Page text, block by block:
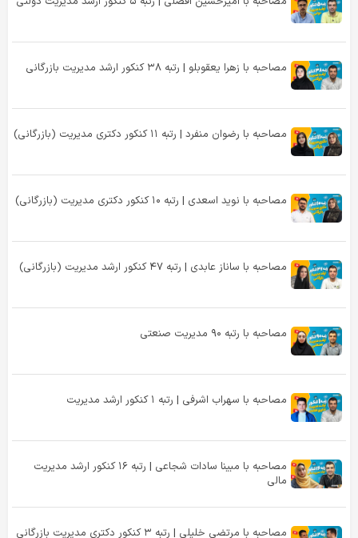
مصاحبه با زهرا یعقوبلو | رتبه ۳۸ کنکور ارشد مدیریت بازرگانی
مصاحبه با رضوان منفرد | رتبه ۱۱ کنکور دکتری مدیریت (بازرگانی)
مصاحبه با نوید اسعدی | رتبه ۱۰ کنکور دکتری مدیریت (بازرگانی)
مصاحبه با ساناز عابدی | رتبه ۴۷ کنکور ارشد مدیریت (بازرگانی)
مصاحبه با رتبه ۹۰ مدیریت صنعتی
مصاحبه با سهراب اشرفی | رتبه ۱ کنکور ارشد مدیریت
مصاحبه با مبینا سادات شجاعی | رتبه ۱۶ کنکور ارشد مدیریت
مالی
مصاحبه با مرتضی خلیلی | رتبه ۳ کنکور دکتری مدیریت بازرگانی